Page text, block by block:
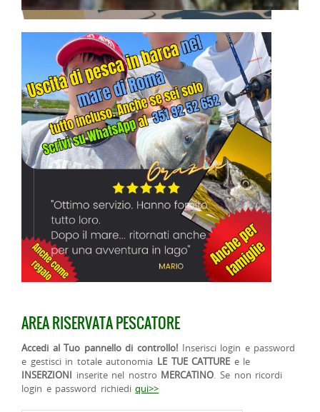
AREA RISERVATA PESCATORE
Accedi al Tuo pannello di controllo! Inserisci login e password
e gestisci in totale autonomia LE TUE CATTURE e le
INSERZIONI inserite nel nostro MERCATINO. Se non ricordi
login e password richiediqui>>